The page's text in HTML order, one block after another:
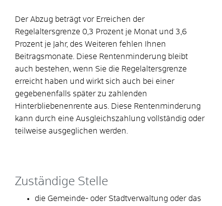
Der Abzug beträgt vor Erreichen der
Regelaltersgrenze 0,3 Prozent je Monat und 3,6
Prozent je Jahr, des Weiteren fehlen Ihnen
Beitragsmonate. Diese Rentenminderung bleibt
auch bestehen, wenn Sie die Regelaltersgrenze
erreicht haben und wirkt sich auch bei einer
gegebenenfalls später zu zahlenden
Hinterbliebenenrente aus. Diese Rentenminderung
kann durch eine Ausgleichszahlung vollständig oder
teilweise ausgeglichen werden.
Zuständige Stelle
die Gemeinde- oder Stadtverwaltung oder das